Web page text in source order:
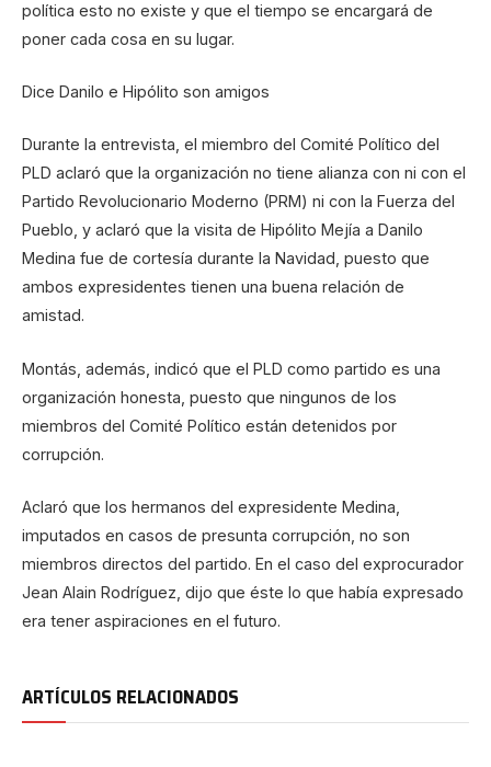
política esto no existe y que el tiempo se encargará de
poner cada cosa en su lugar.
Dice Danilo e Hipólito son amigos
Durante la entrevista, el miembro del Comité Político del
PLD aclaró que la organización no tiene alianza con ni con el
Partido Revolucionario Moderno (PRM) ni con la Fuerza del
Pueblo, y aclaró que la visita de Hipólito Mejía a Danilo
Medina fue de cortesía durante la Navidad, puesto que
ambos expresidentes tienen una buena relación de
amistad.
Montás, además, indicó que el PLD como partido es una
organización honesta, puesto que ningunos de los
miembros del Comité Político están detenidos por
corrupción.
Aclaró que los hermanos del expresidente Medina,
imputados en casos de presunta corrupción, no son
miembros directos del partido. En el caso del exprocurador
Jean Alain Rodríguez, dijo que éste lo que había expresado
era tener aspiraciones en el futuro.
ARTÍCULOS RELACIONADOS